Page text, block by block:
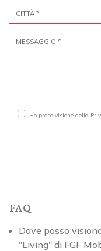
Ho preso visione della
FAQ
Dove posso
"Living" di FGF